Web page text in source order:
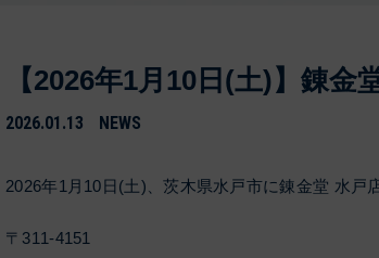
【2026年1月10日(土)】錬金
2026.01.13 NEWS
2026年1月10日(土)、茨木県水戸市に錬金堂 水戸
〒311-4151